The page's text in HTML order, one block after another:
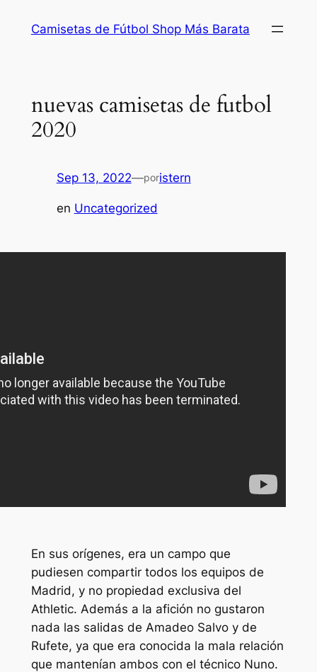
Camisetas de Fútbol Shop Más Barata
nuevas camisetas de futbol
2020
Sep 13, 2022—poristern
en Uncategorized
En sus orígenes, era un campo que
pudiesen compartir todos los equipos de
Madrid, y no propiedad exclusiva del
Athletic. Además a la afición no gustaron
nada las salidas de Amadeo Salvo y de
Rufete, ya que era conocida la mala relación
que mantenían ambos con el técnico Nuno.